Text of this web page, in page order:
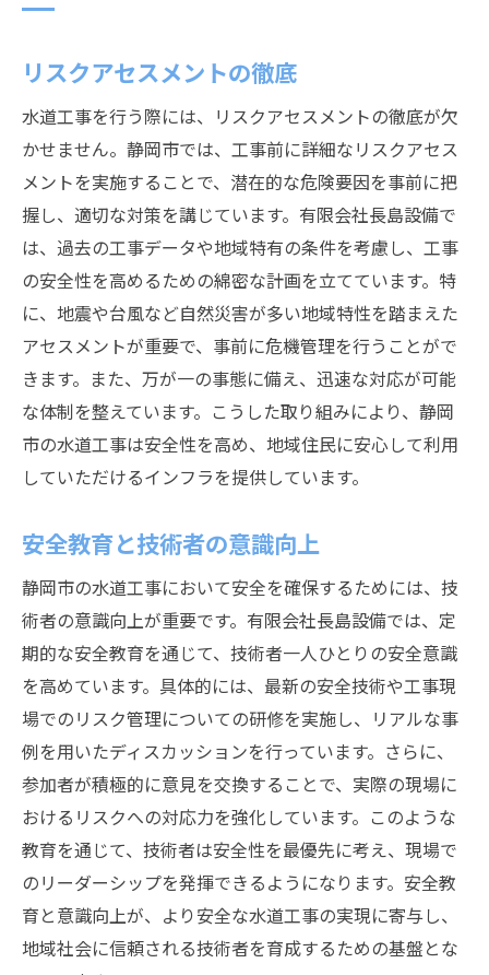
リスクアセスメントの徹底
水道工事を行う際には、リスクアセスメントの徹底が欠
かせません。静岡市では、工事前に詳細なリスクアセス
メントを実施することで、潜在的な危険要因を事前に把
握し、適切な対策を講じています。有限会社長島設備で
は、過去の工事データや地域特有の条件を考慮し、工事
の安全性を高めるための綿密な計画を立てています。特
に、地震や台風など自然災害が多い地域特性を踏まえた
アセスメントが重要で、事前に危機管理を行うことがで
きます。また、万が一の事態に備え、迅速な対応が可能
な体制を整えています。こうした取り組みにより、静岡
市の水道工事は安全性を高め、地域住民に安心して利用
していただけるインフラを提供しています。
安全教育と技術者の意識向上
静岡市の水道工事において安全を確保するためには、技
術者の意識向上が重要です。有限会社長島設備では、定
期的な安全教育を通じて、技術者一人ひとりの安全意識
を高めています。具体的には、最新の安全技術や工事現
場でのリスク管理についての研修を実施し、リアルな事
例を用いたディスカッションを行っています。さらに、
参加者が積極的に意見を交換することで、実際の現場に
おけるリスクへの対応力を強化しています。このような
教育を通じて、技術者は安全性を最優先に考え、現場で
のリーダーシップを発揮できるようになります。安全教
育と意識向上が、より安全な水道工事の実現に寄与し、
地域社会に信頼される技術者を育成するための基盤とな